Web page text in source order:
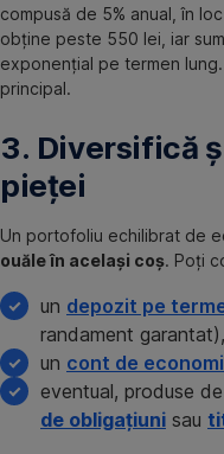
compusă de 5% anual, în
obține peste 550 lei, iar
exponențial pe termen
principal.
3. Diversifică
pieței
Un portofoliu echilibrat de
ouăle în același coș. Poți
un depozit pe
randament garantat),
un cont de
eventual, produse
de obligațiuni sau